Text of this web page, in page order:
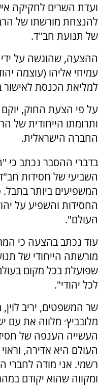
ועדת השרים לחקיקה
להנצחת מורשתו של
של תנועת חב"ד.
ההצעה, שהוגשה על
עמיחי אליהו (עוצמה
למליאת הכנסת לאישור
על פי הצעת החוק, יוקם
ותרומתו הייחודית של
החברה הישראלית.
בדברי ההסבר נכתב כי
השביעי של חסידות
המשפיעים ביותר
החסידות והשפיע על
העולם".
עוד נכתב בהצעה כי
מורשתה הייחודי של
שפועלת בכל מקום
לכל יהודי".
שר המשפטים, יריב
מלובביץ׳ מלווה את עם
העשייה הענפה של
העולם היא אדירה,
רשמי. אני מודה
ומקווה שהוא יקודם